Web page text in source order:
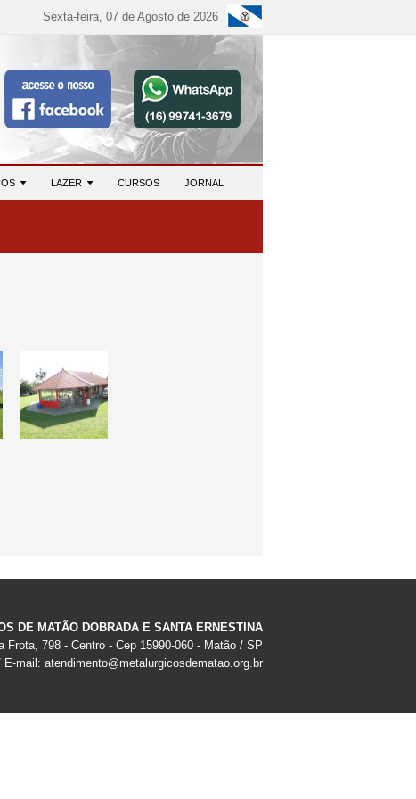
Sexta-feira, 07 de Agosto de 2026
LAZER CURSOS JORNAL
DE MATÃO DOBRADA E SANTA ERNESTINA
Frota, 798 - Centro - Cep 15990-060 - Matão / SP
E-mail: atendimento@metalurgicosdematao.org.br